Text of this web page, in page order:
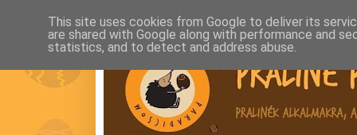
This site uses cookies from Google to deliver its
are shared with Google along with performance and
statistics, and to detect and address abuse.